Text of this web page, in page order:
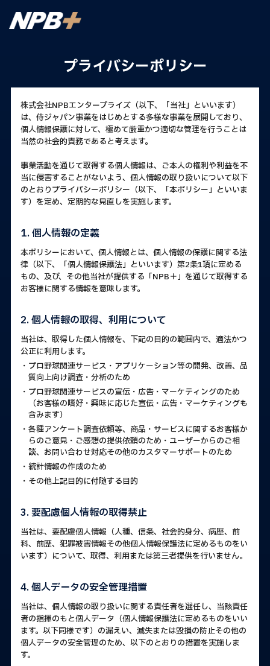
プライバシーポリシー
株式会社NPBエンタープライズ（以下、「当社」といいます）
は、侍ジャパン事業をはじめとする多様な事業を展開しており、
個人情報保護に対して、極めて厳重かつ適切な管理を行うことは
当然の社会的責務であると考えます。
事業活動を通じて取得する個人情報は、ご本人の権利や利益を不
当に侵害することがないよう、個人情報の取り扱いについて以下
のとおりプライバシーポリシー（以下、「本ポリシー」といいま
す）を定め、定期的な見直しを実施します。
1. 個人情報の定義
本ポリシーにおいて、個人情報とは、個人情報の保護に関する法
律（以下、「個人情報保護法」といいます）第2条1項に定める
もの、及び、その他当社が提供する「NPB＋」を通じて取得する
お客様に関する情報を意味します。
2. 個人情報の取得、利用について
当社は、取得した個人情報を、下記の目的の範囲内で、適法かつ
公正に利用します。
・プロ野球関連サービス・アプリケーション等の開発、改善、品
質向上向け調査・分析のため
・プロ野球関連サービスの宣伝・広告・マーケティングのため
（お客様の嗜好・興味に応じた宣伝・広告・マーケティングも
含みます）
・各種アンケート調査依頼等、商品・サービスに関するお客様か
らのご意見・ご感想の提供依頼のため・ユーザーからのご相
談、お問い合わせ対応その他のカスタマーサポートのため
・統計情報の作成のため
・その他上記目的に付随する目的
3. 要配慮個人情報の取得禁止
当社は、要配慮個人情報（人種、信条、社会的身分、病歴、前
科、前歴、犯罪被害情報その他個人情報保護法に定めるものをい
います）について、取得、利用または第三者提供を行いません。
4. 個人データの安全管理措置
当社は、個人情報の取り扱いに関する責任者を選任し、当該責任
者の指揮のもと個人データ（個人情報保護法に定めるものをいい
ます。以下同様です）の漏えい、滅失または毀損の防止その他の
個人データの安全管理のため、以下のとおりの措置を実施しま
す。